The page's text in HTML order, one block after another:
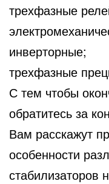
трехфазные
инверторные;
трехфазные
С тем чтобы
обратитесь за
Вам расскажут
особенности
стабилизаторов